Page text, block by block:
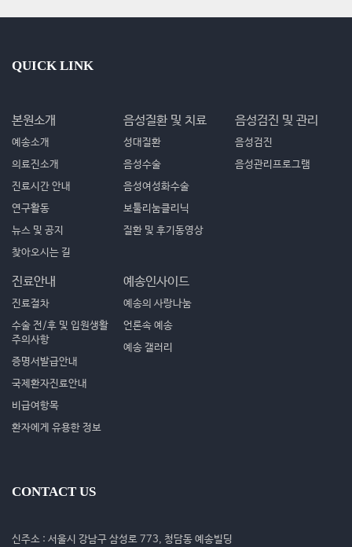
QUICK LINK
본원소개
예송소개
의료진소개
진료시간 안내
연구활동
뉴스 및 공지
찾아오시는 길
음성질환 및 치료
성대질환
음성수술
음성여성화수술
보툴리눔클리닉
질환 및 후기동영상
음성검진 및 관리
음성검진
음성관리프로그램
진료안내
진료절차
수술 전/후 및 입원생활
주의사항
증명서발급안내
국제환자진료안내
비급여항목
환자에게 유용한 정보
예송인사이드
예송의 사랑나눔
언론속 예송
예송 갤러리
CONTACT US
신주소 : 서울시 강남구 삼성로 773, 청담동 예송빌딩